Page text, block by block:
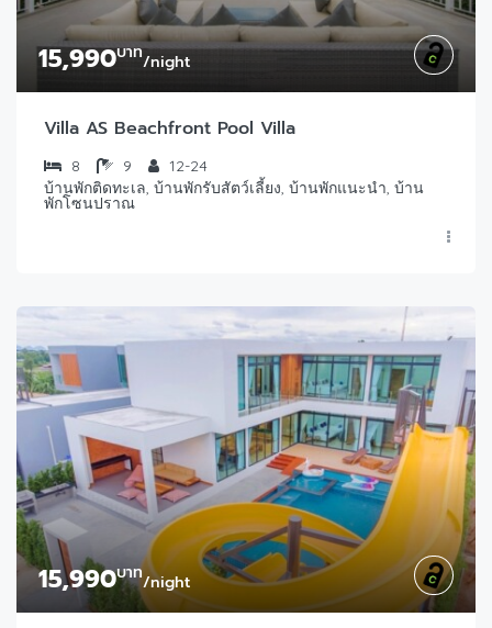
15,990บาท/night
Villa AS Beachfront Pool Villa
8 9
12-24
บ้านพักติดทะเล, บ้านพักรับสัตว์เลี้ยง, บ้านพักแนะนำ, บ้าน
พักโซนปราณ
15,990บาท/night